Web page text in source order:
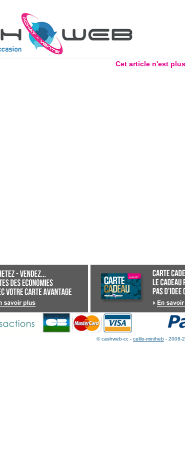
Cet article n'est
© cashweb-cc - celilo-miniheb - 2008-